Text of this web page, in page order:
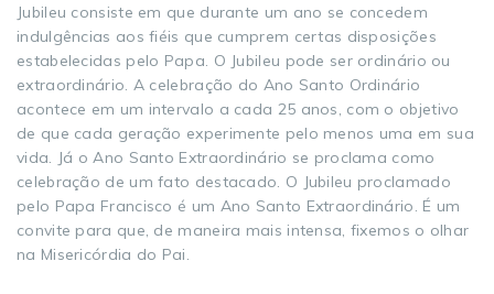
Jubileu consiste em que durante um ano se concedem
indulgências aos fiéis que cumprem certas disposições
estabelecidas pelo Papa. O Jubileu pode ser ordinário ou
extraordinário. A celebração do Ano Santo Ordinário
acontece em um intervalo a cada 25 anos, com o objetivo
de que cada geração experimente pelo menos uma em sua
vida. Já o Ano Santo Extraordinário se proclama como
celebração de um fato destacado. O Jubileu proclamado
pelo Papa Francisco é um Ano Santo Extraordinário. É um
convite para que, de maneira mais intensa, fixemos o olhar
na Misericórdia do Pai.